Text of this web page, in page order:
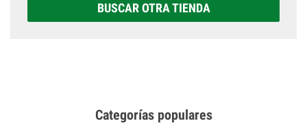
BUSCAR OTRA TIENDA
Categorías populares